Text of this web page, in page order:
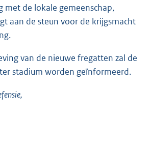
met de lokale gemeenschap,
aan de steun voor de krijgsmacht
van de nieuwe fregatten zal de
stadium worden geïnformeerd.